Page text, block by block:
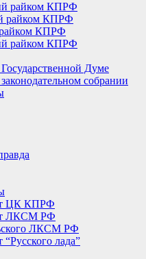
райком КПРФ
райком КПРФ
КПРФ
райком КПРФ
Думе
собрании
ЦК КПРФ
ЛКСМ РФ
ЛКСМ РФ
лада”